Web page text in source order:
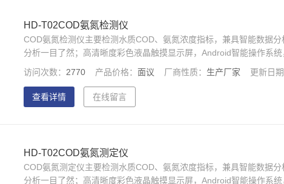
HD-T02COD氨氮检测仪
COD氨氮检测仪主要检测水质COD、氨氮浓度指标，兼具智能数据分
分析一目了然；高清晰度彩色液晶触摸显示屏，Android智能操作系统
人性化操作，使用更简单。
访问次数： 2770 产品价格：面议 厂商性质： 生产厂家 更新日期
查看详情 在线留言
HD-T02COD氨氮测定仪
COD氨氮测定仪主要检测水质COD、氨氮浓度指标，兼具智能数据分
分析一目了然；高清晰度彩色液晶触摸显示屏，Android智能操作系统